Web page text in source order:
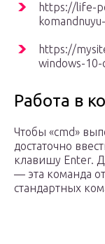
https://life-
https://
windows-
Работа в
Чтобы «cmd»
достаточно
клавишу Enter.
— эта команда
стандартных